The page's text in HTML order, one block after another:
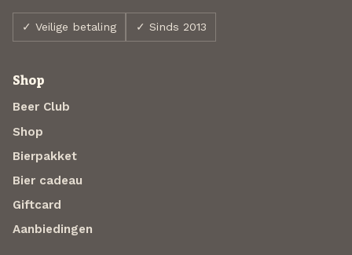
✓ Veilige betaling ✓ Sinds 2013
Shop
Beer Club
Shop
Bierpakket
Bier cadeau
Giftcard
Aanbiedingen